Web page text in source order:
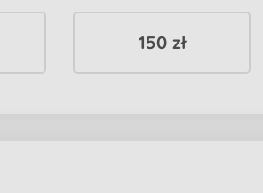
150 zł